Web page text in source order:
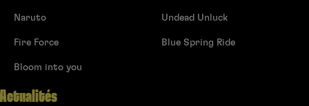
Naruto
Fire Force
Bloom into you
Undead Unluck
Blue Spring Ride
Actualités